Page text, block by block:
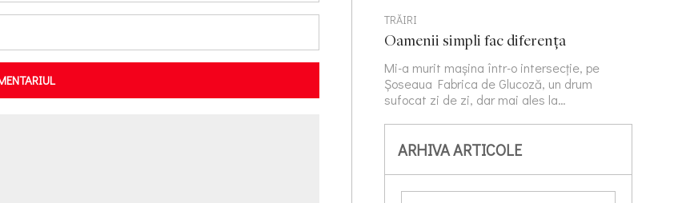
TRĂIRI
Oamenii simpli fac diferența
Mi-a murit mașina într-o intersecție, pe
Șoseaua Fabrica de Glucoză, un drum
sufocat zi de zi, dar mai ales la…
ARHIVA ARTICOLE